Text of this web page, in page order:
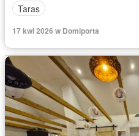
Taras
17 kwi 2026 w Domiporta